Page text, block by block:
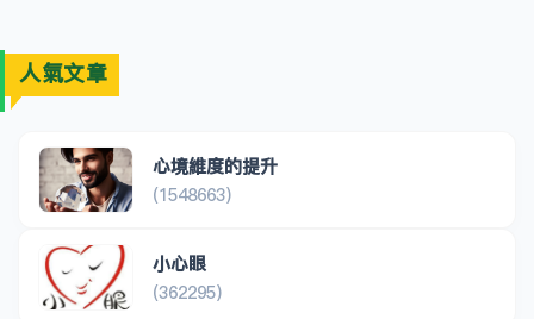
人氣文章
心境維度的提升
(1548663)
小心眼
(362295)